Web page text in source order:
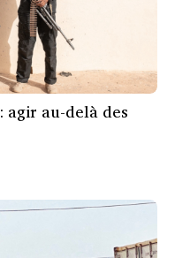
agir au-delà des